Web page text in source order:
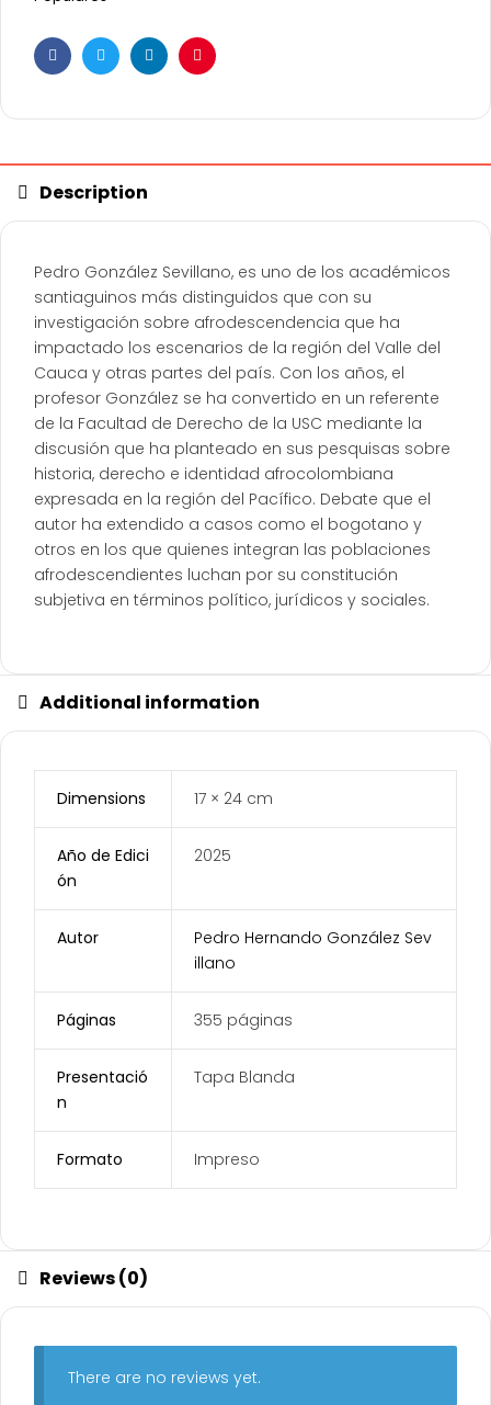
FacebookTwitterLinkedinPinterest
Description
Pedro González Sevillano, es uno de los académicos
santiaguinos más distinguidos que con su
investigación sobre afrodescendencia que ha
impactado los escenarios de la región del Valle del
Cauca y otras partes del país. Con los años, el
profesor González se ha convertido en un referente
de la Facultad de Derecho de la USC mediante la
discusión que ha planteado en sus pesquisas sobre
historia, derecho e identidad afrocolombiana
expresada en la región del Pacífico. Debate que el
autor ha extendido a casos como el bogotano y
otros en los que quienes integran las poblaciones
afrodescendientes luchan por su constitución
subjetiva en términos político, jurídicos y sociales.
Additional information
Dimensions 17 × 24 cm
Año de Edici
ón
2025
Autor
Pedro Hernando González Sev
illano
Páginas 355 páginas
Presentació
n
Tapa Blanda
Formato Impreso
Reviews (0)
There are no reviews yet.